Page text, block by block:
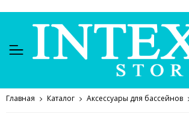
Главная Каталог Аксессуары для бассейнов